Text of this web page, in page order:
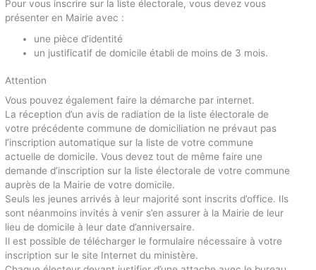
Pour vous inscrire sur la liste électorale, vous devez vous
présenter en Mairie avec :
une pièce d’identité
un justificatif de domicile établi de moins de 3 mois.
Attention
Vous pouvez également faire la démarche par internet.
La réception d’un avis de radiation de la liste électorale de
votre précédente commune de domiciliation ne prévaut pas
l’inscription automatique sur la liste de votre commune
actuelle de domicile. Vous devez tout de même faire une
demande d’inscription sur la liste électorale de votre commune
auprès de la Mairie de votre domicile.
Seuls les jeunes arrivés à leur majorité sont inscrits d’office. Ils
sont néanmoins invités à venir s’en assurer à la Mairie de leur
lieu de domicile à leur date d’anniversaire.
Il est possible de télécharger le formulaire nécessaire à votre
inscription sur le site Internet du ministère.